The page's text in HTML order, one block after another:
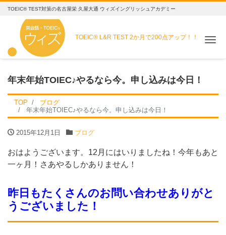
TOEIC® TEST対策の名古屋栄 久屋大通 ウィズイングリッシュアカデミー
TOEIC® L&R TEST2か月で200点アップ！！
年末年始TOIEC♪やるなら今。申し込みは今日！
TOP
ブログ
年末年始TOIEC♪やるなら今。申し込みは今日！
2015年12月1日 ブログ
おはようございます。12月にはいりましたね！今年もあと
一ヶ月！さあやるしかありません！
昨日もたくさんのお問い合わせありがと
うございました！